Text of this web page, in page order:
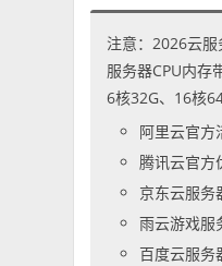
注意：2026云
服务器CPU内存
6核32G、16核
阿里云官方
腾讯云官方
京东云服务
雨云游戏服
百度云服务